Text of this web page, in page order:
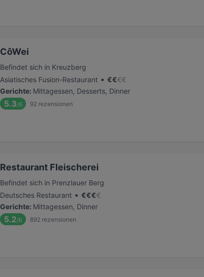
CôWei
Befindet sich in Kreuzberg
Asiatisches Fusion-Restaurant • €€€€
Gerichte: Mittagessen, Desserts, Dinner
5.3/6 92 rezensionen
Restaurant Fleischerei
Befindet sich in Prenzlauer Berg
Deutsches Restaurant • €€€€
Gerichte: Mittagessen, Dinner
5.2/6 892 rezensionen